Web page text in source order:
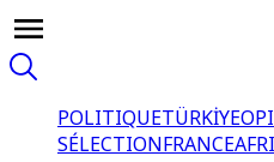
POLITIQUETÜRKİYE
SÉLECTIONFRANCE